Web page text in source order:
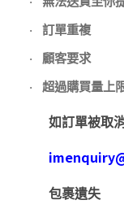
· 訂單重複
· 顧客要求
· 超過購買量上
如訂單被取
包裹遺失